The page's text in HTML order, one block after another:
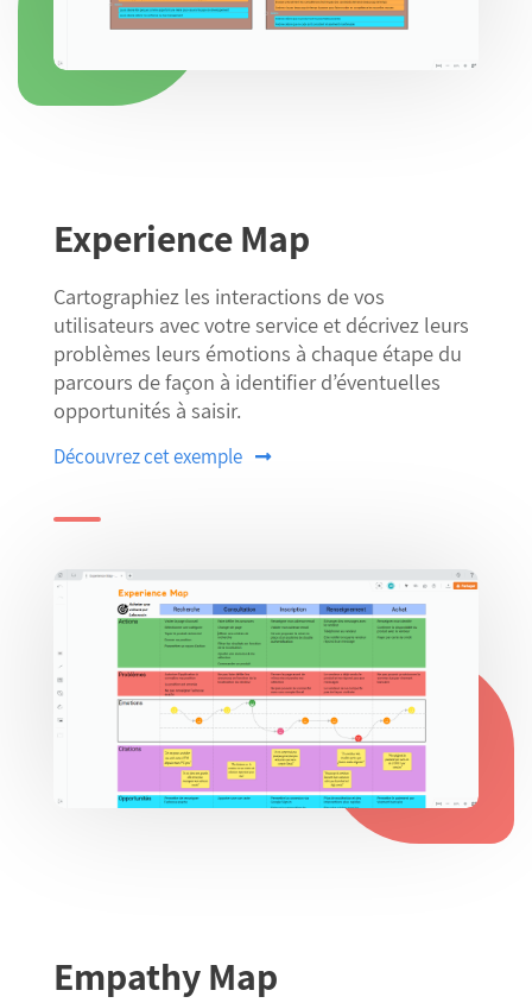
Experience Map
Cartographiez les interactions de vos
utilisateurs avec votre service et décrivez leurs
problèmes leurs émotions à chaque étape du
parcours de façon à identifier d’éventuelles
opportunités à saisir.
Découvrez cet exemple
Empathy Map